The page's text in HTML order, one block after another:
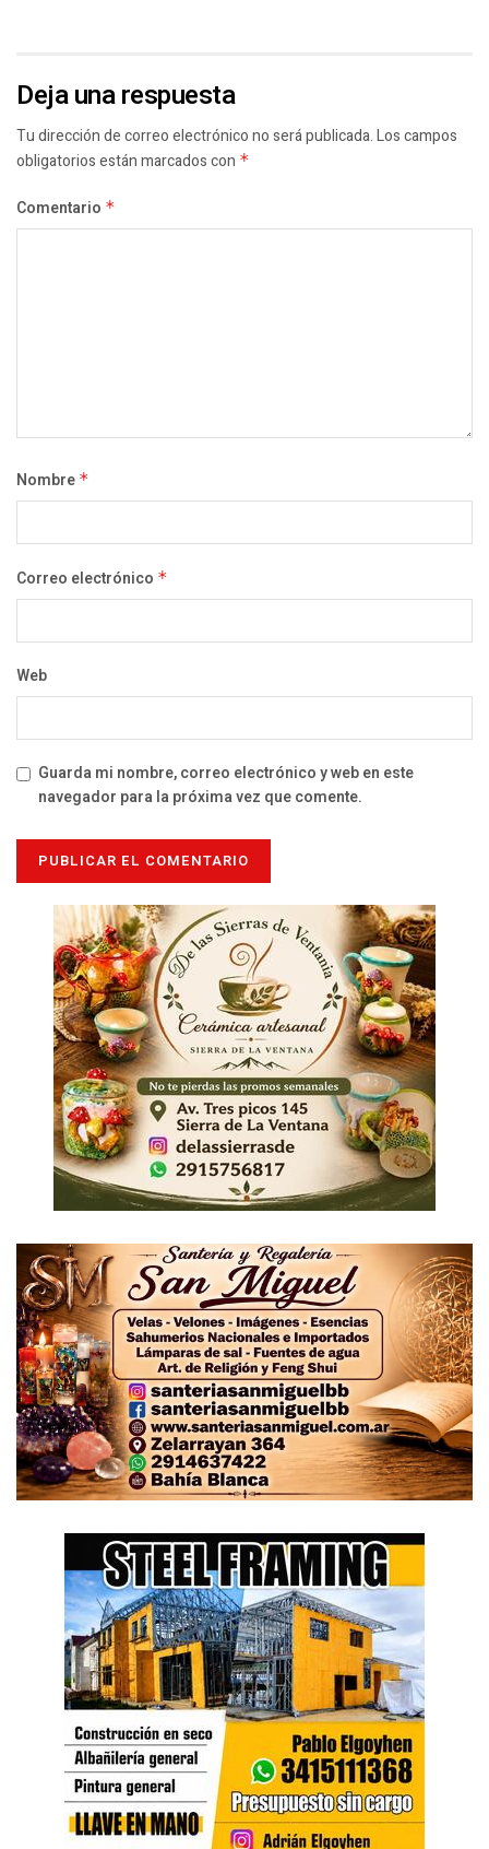
Deja una respuesta
Tu dirección de correo electrónico no será publicada.Los campos
obligatorios están marcados con *
Comentario *
Nombre *
Correo electrónico *
Web
Guarda mi nombre, correo electrónico y web en este
navegador para la próxima vez que comente.